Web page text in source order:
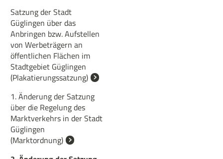
Satzung der Stadt
Güglingen über das
Anbringen bzw. Aufstellen
von Werbeträgern an
öffentlichen Flächen im
Stadtgebiet Güglingen
(Plakatierungssatzung)
1. Änderung der Satzung
über die Regelung des
Marktverkehrs in der Stadt
Güglingen
(Marktordnung)